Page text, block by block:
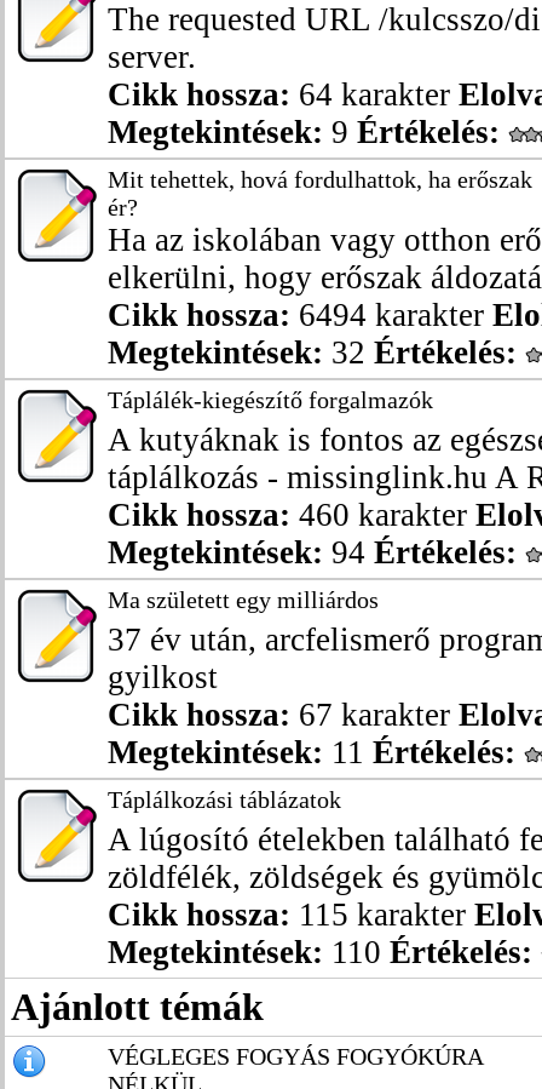
The requested URL /kulcsszo/
server.
Cikk hossza: 64 karakter
Megtekintések: 9 Értékelés:
Mit tehettek, hová fordulhattok, ha erőszak
ér?
Ha az iskolában vagy otthon
elkerülni, hogy erőszak
Cikk hossza: 6494 karakter
Megtekintések: 32 Értékelés:
Táplálék-kiegészítő forgalmazók
A kutyáknak is fontos az
táplálkozás - missinglink.hu A
Cikk hossza: 460 karakter
Megtekintések: 94 Értékelés:
Ma született egy milliárdos
37 év után, arcfelismerő
gyilkost
Cikk hossza: 67 karakter
Megtekintések: 11 Értékelés:
Táplálkozási táblázatok
A lúgosító ételekben található
zöldfélék, zöldségek és
Cikk hossza: 115 karakter
Megtekintések: 110 Értékelés:
Ajánlott témák
VÉGLEGES FOGYÁS FOGYÓKÚRA